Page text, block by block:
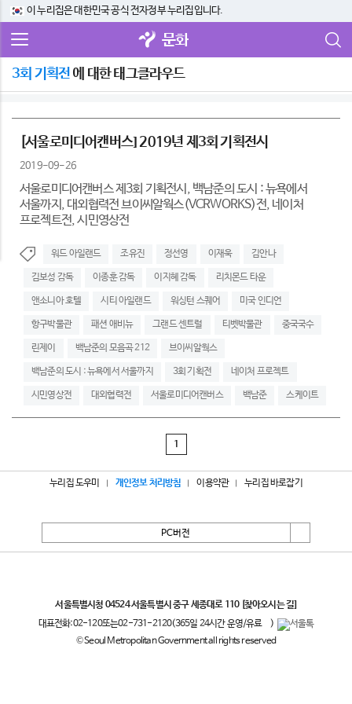
이 누리집은 대한민국 공식 전자정부 누리집입니다.
문화
3회 기획전 에 대한 태그클라우드
[서울로미디어캔버스] 2019년 제3회 기획전시
2019-09-26
서울로미디어캔버스 제3회 기획전시, 백남준의 도시 : 뉴욕에서
서울까지, 대외협력전 브이씨알웍스(VCRWORKS)전, 네이처
프로젝트전, 시민영상전
워드 아일랜드 조유진 정선영 이재욱 김안나
김보성 감독 이종훈 감독 이지혜 감독 리치몬드 타운
앤소니아 호텔 시티 아일랜드 워싱턴 스퀘어 미국 인디언
항구박물관 패션 애비뉴 그랜드 센트럴 티벳박물관 중국국수
린제이 백남준의 모음곡 212 브이씨알웍스
백남준의 도시 : 뉴욕에서 서울까지 3회 기획전 네이처 프로젝트
시민영상전 대외협력전 서울로미디어캔버스 백남준 스케이트
1
누리집 도우미 개인정보 처리방침 이용약관 누리집 바로잡기
PC버전
서울특별시청 04524 서울특별시 중구 세종대로 110 [찾아오시는 길]
대표전화:02-120또는02-731-2120(365일 24시간 운영/유료
)
© Seoul Metropolitan Government all rights reserved